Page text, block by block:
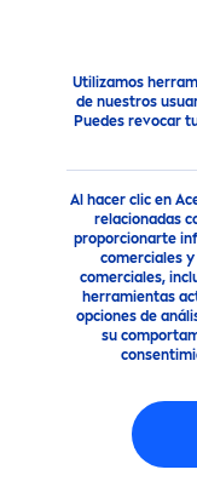
Utilizamos
de nuestros
Puedes revocar
Al hacer clic en
relacionadas
proporcionarte
comerciales
comerciales,
herramientas
opciones de
su
Consejo